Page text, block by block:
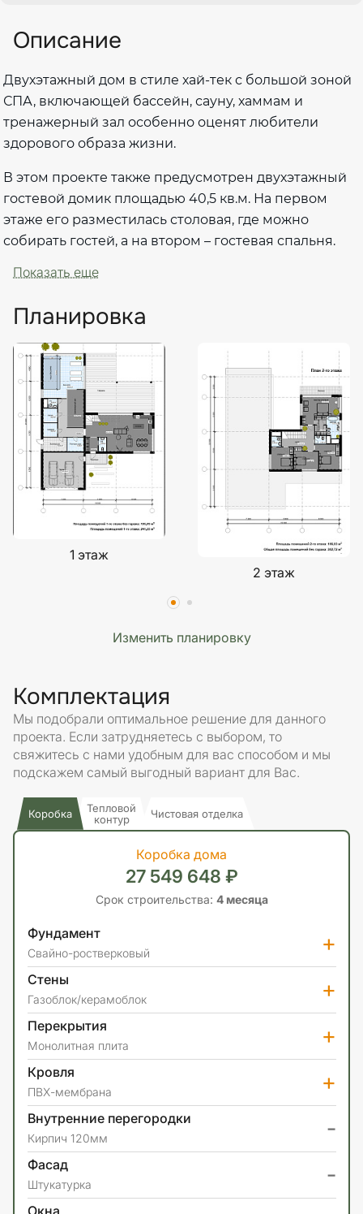
Описание
Двухэтажный дом в стиле хай-тек с большой зоной
СПА, включающей бассейн, сауну, хаммам и
тренажерный зал особенно оценят любители
здорового образа жизни.
В этом проекте также предусмотрен двухэтажный
гостевой домик площадью 40,5 кв.м. На первом
этаже его разместилась столовая, где можно
собирать гостей, а на втором – гостевая спальня.
Показать еще
Планировка
1 этаж
2 этаж
Изменить планировку
Комплектация
Мы подобрали оптимальное решение для данного
проекта. Если затрудняетесь с выбором, то
свяжитесь с нами удобным для вас способом и мы
подскажем самый выгодный вариант для Вас.
Коробка
Тепловой
контур
Чистовая отделка
Коробка дома
27 549 648 ₽
Срок строительства: 4 месяца
Фундамент
Свайно-ростверковый +
Стены
Газоблок/керамоблок +
Перекрытия
Монолитная плита +
Кровля
ПВХ-мембрана +
Внутренние перегородки
Кирпич 120мм -
Фасад
Штукатурка -